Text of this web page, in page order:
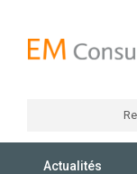
Actualités